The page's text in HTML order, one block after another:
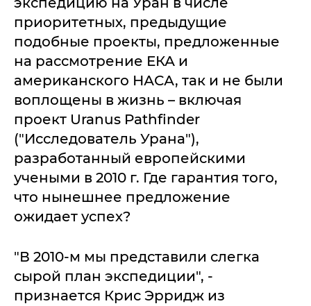
приоритетных, предыдущие
подобные проекты, предложенные
на рассмотрение ЕКА и
американского НАСА, так и не были
воплощены в жизнь – включая
проект Uranus Pathfinder
("Исследователь Урана"),
разработанный европейскими
учеными в 2010 г. Где гарантия того,
что нынешнее предложение
ожидает успех?
"В 2010-м мы представили слегка
сырой план экспедиции", -
признается Крис Эрридж из